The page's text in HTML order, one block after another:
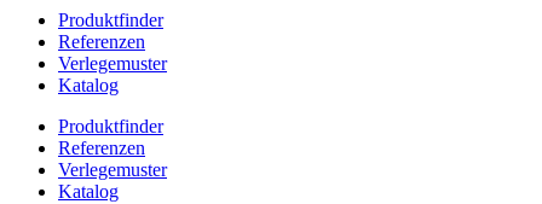
Produktfinder
Referenzen
Verlegemuster
Katalog
Produktfinder
Referenzen
Verlegemuster
Katalog